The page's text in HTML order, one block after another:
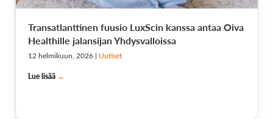
Transatlanttinen fuusio LuxScin kanssa antaa Oiva
Healthille jalansijan Yhdysvalloissa
12 helmikuun, 2026 | Uutiset
Lue lisää →